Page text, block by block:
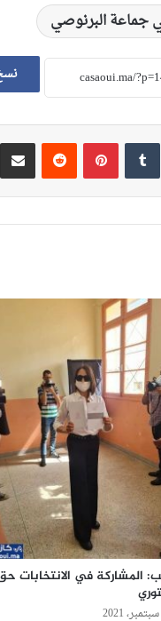
جماعة البرنوصي
لينكدإن بينتيريست
المشاركة في الانتخابات